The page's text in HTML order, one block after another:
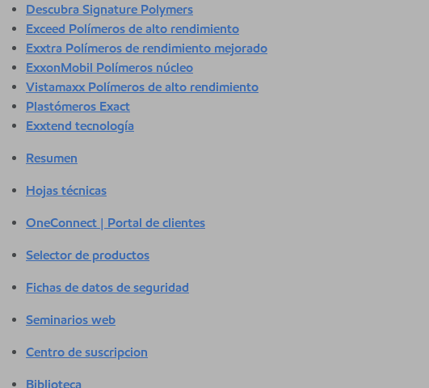
Descubra Signature Polymers
Exceed Polímeros de alto rendimiento
Exxtra Polímeros de rendimiento mejorado
ExxonMobil Polímeros núcleo
Vistamaxx Polímeros de alto rendimiento
Plastómeros Exact
Exxtend tecnología
Resumen
Hojas técnicas
OneConnect | Portal de clientes
Selector de productos
Fichas de datos de seguridad
Seminarios web
Centro de suscripcion
Biblioteca